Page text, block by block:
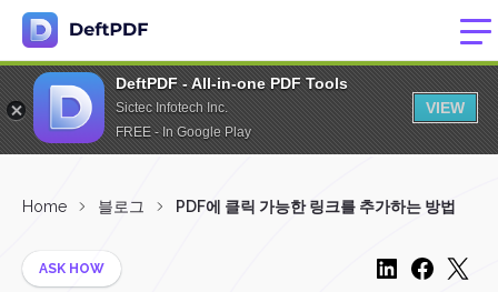
DeftPDF - All-in-one PDF Tools
Sictec Infotech Inc.
FREE - In Google Play
VIEW
Home 블로그 PDF에 클릭 가능한 링크를 추가하는 방법
ASK HOW